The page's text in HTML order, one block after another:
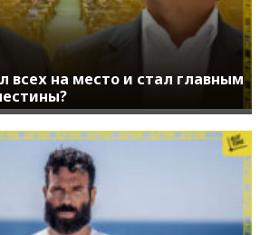
всех на место и стал главным